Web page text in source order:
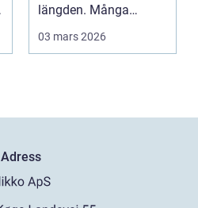
längden. Många
väntar ändå för länge
03 mars 2026
Adress